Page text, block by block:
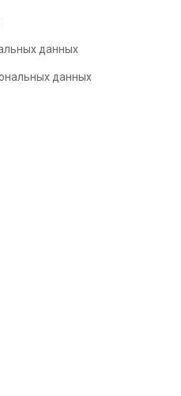
данных
данных